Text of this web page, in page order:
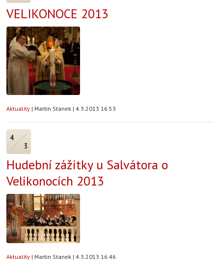
VELIKONOCE 2013
Aktuality | Martin Stanek | 4.3.2013 16:53
4
3
Hudební zážitky u Salvátora o
Velikonocích 2013
Aktuality | Martin Stanek | 4.3.2013 16:46